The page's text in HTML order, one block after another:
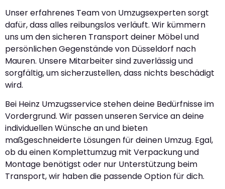
Unser erfahrenes Team von Umzugsexperten sorgt
dafür, dass alles reibungslos verläuft. Wir kümmern
uns um den sicheren Transport deiner Möbel und
persönlichen Gegenstände von Düsseldorf nach
Mauren. Unsere Mitarbeiter sind zuverlässig und
sorgfältig, um sicherzustellen, dass nichts beschädigt
wird.
Bei Heinz Umzugsservice stehen deine Bedürfnisse im
Vordergrund. Wir passen unseren Service an deine
individuellen Wünsche an und bieten
maßgeschneiderte Lösungen für deinen Umzug. Egal,
ob du einen Komplettumzug mit Verpackung und
Montage benötigst oder nur Unterstützung beim
Transport, wir haben die passende Option für dich.